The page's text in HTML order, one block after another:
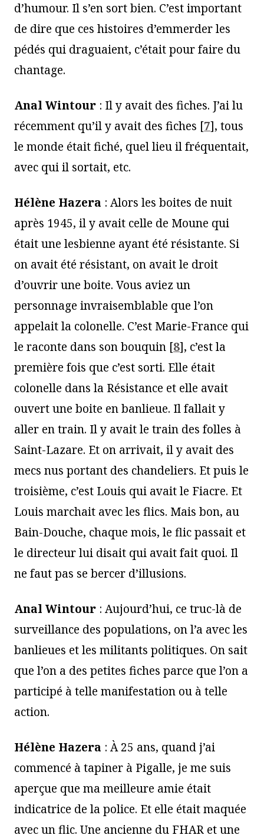
d’humour. Il s’en sort bien. C’est important
de dire que ces histoires d’emmerder les
pédés qui draguaient, c’était pour faire du
chantage.
Anal Wintour : Il y avait des fiches. J’ai lu
récemment qu’il y avait des fiches [7], tous
le monde était fiché, quel lieu il fréquentait,
avec qui il sortait, etc.
Hélène Hazera : Alors les boites de nuit
après 1945, il y avait celle de Moune qui
était une lesbienne ayant été résistante. Si
on avait été résistant, on avait le droit
d’ouvrir une boite. Vous aviez un
personnage invraisemblable que l’on
appelait la colonelle. C’est Marie-France qui
le raconte dans son bouquin [8], c’est la
première fois que c’est sorti. Elle était
colonelle dans la Résistance et elle avait
ouvert une boite en banlieue. Il fallait y
aller en train. Il y avait le train des folles à
Saint-Lazare. Et on arrivait, il y avait des
mecs nus portant des chandeliers. Et puis le
troisième, c’est Louis qui avait le Fiacre. Et
Louis marchait avec les flics. Mais bon, au
Bain-Douche, chaque mois, le flic passait et
le directeur lui disait qui avait fait quoi. Il
ne faut pas se bercer d’illusions.
Anal Wintour : Aujourd’hui, ce truc-là de
surveillance des populations, on l’a avec les
banlieues et les militants politiques. On sait
que l’on a des petites fiches parce que l’on a
participé à telle manifestation ou à telle
action.
Hélène Hazera : À 25 ans, quand j’ai
commencé à tapiner à Pigalle, je me suis
aperçue que ma meilleure amie était
indicatrice de la police. Et elle était maquée
avec un flic. Une ancienne du FHAR et une